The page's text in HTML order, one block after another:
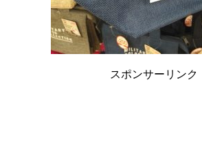
スポンサーリンク